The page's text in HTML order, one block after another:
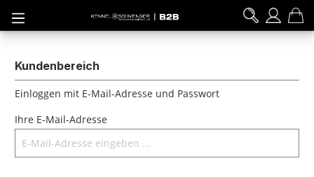
springen
Kundenbereich
Einloggen mit E-Mail-Adresse und Passwort
Ihre E-Mail-Adresse